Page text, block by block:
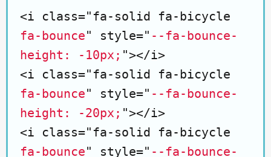
<i class="fa-solid fa-bicycle
fa-bounce" style=" --fa-bounce-
height: -10px; "></i>
<i class="fa-solid fa-bicycle
fa-bounce" style=" --fa-bounce-
height: -20px; "></i>
<i class="fa-solid fa-bicycle
fa-bounce" style=" --fa-bounce-